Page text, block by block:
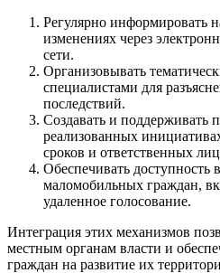
Регулярно информировать
изменениях через
сети.
Организовывать
специалистами для
последствий.
Создавать и поддерживать
реализованных
сроков и ответственных
Обеспечивать доступность
маломобильных граждан,
удаленное голосование.
Интеграция этих механизмов
местным органам власти и
граждан на развитие их